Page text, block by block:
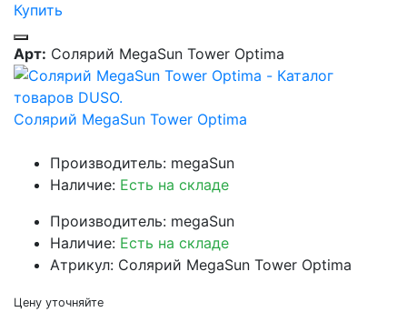
Купить
Арт: Солярий MegaSun Tower Optima
Солярий MegaSun Tower Optima
Производитель: megaSun
Наличие: Есть на складе
Производитель: megaSun
Наличие: Есть на складе
Атрикул: Солярий MegaSun Tower Optima
Цену уточняйте